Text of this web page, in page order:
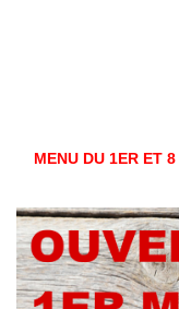
MENU DU 1ER ET